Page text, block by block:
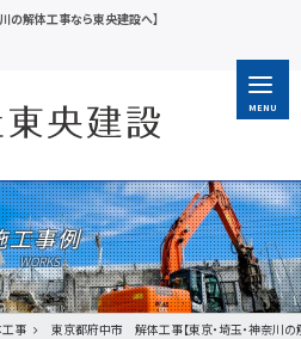
の解体工事なら東央建設へ】
MENU
工事例
事 東京都府中市 解体工事【東京・埼玉・神奈川の